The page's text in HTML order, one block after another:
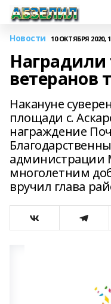
Новости 10 ОКТЯБРЯ 2020,
Наградили
ветеранов
Накануне
площади с.
награждение
администрации
многолетним
вручил глава